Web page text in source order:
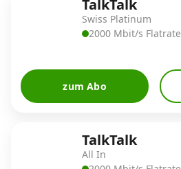
TalkTalk
Swiss Platinum
2000 Mbit/s Flatrate
zum Abo
TalkTalk
All In